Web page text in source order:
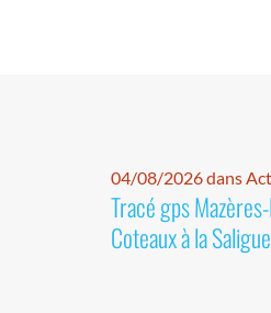
04/08/2026 dans
Tracé gps
Coteaux à la Saligue